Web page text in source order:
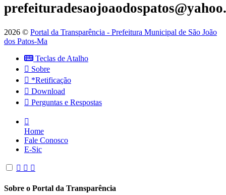
2026 © Portal da Transparência - Prefeitura Municipal de São João
dos Patos-Ma
Teclas de Atalho
Sobre
*Retificação
Download
Perguntas e Respostas
Home
Fale Conosco
E-Sic
Sobre o Portal da Transparência